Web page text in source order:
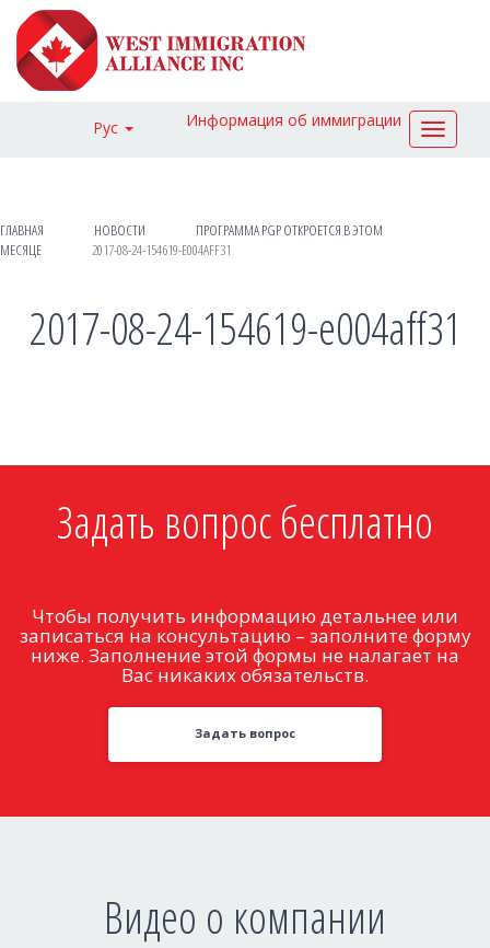
Toggle
Информация об иммиграции
Рус
ГЛАВНАЯ НОВОСТИ
ПРОГРАММА PGP ОТКРОЕТСЯ В ЭТОМ
МЕСЯЦЕ
2017-08-24-154619-E004AFF31
2017-08-24-154619-e004aff31
Задать вопрос бесплатно
Чтобы получить информацию детальнее или
записаться на консультацию – заполните форму
ниже. Заполнение этой формы не налагает на
Вас никаких обязательств.
Задать вопрос
Видео о компании